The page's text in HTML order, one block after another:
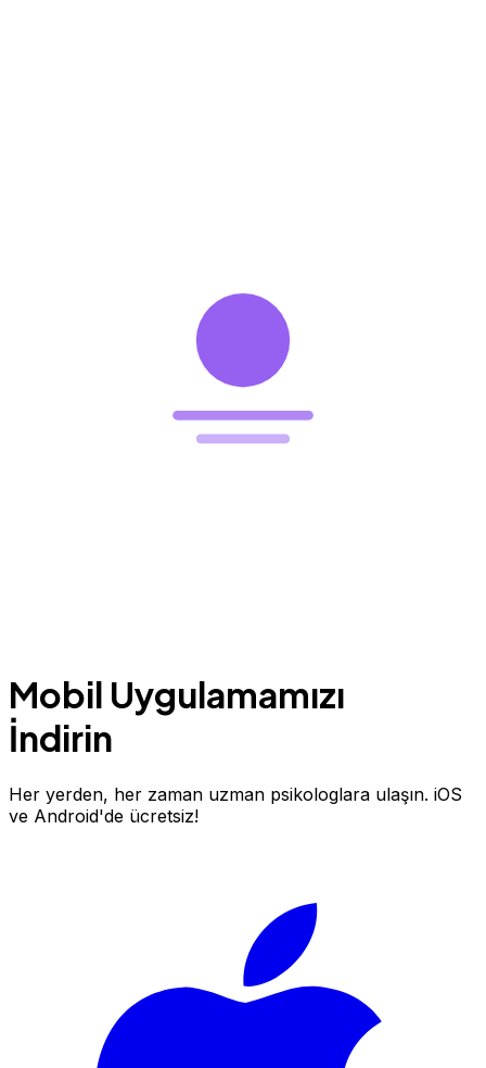
Mobil Uygulamamızı
İndirin
Her yerden, her zaman uzman psikologlara ulaşın. iOS
ve Android'de ücretsiz!